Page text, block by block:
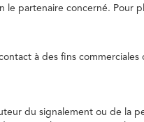
partenaire concerné. Pour
à des fins commerciales
du signalement ou de la